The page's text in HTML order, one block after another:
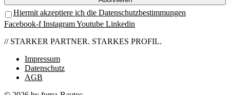
Hiermit akzeptiere ich die Datenschutzbestimmungen
Facebook-f InstagramYoutube Linkedin
// STARKER PARTNER. STARKES PROFIL.
Impressum
Datenschutz
AGB